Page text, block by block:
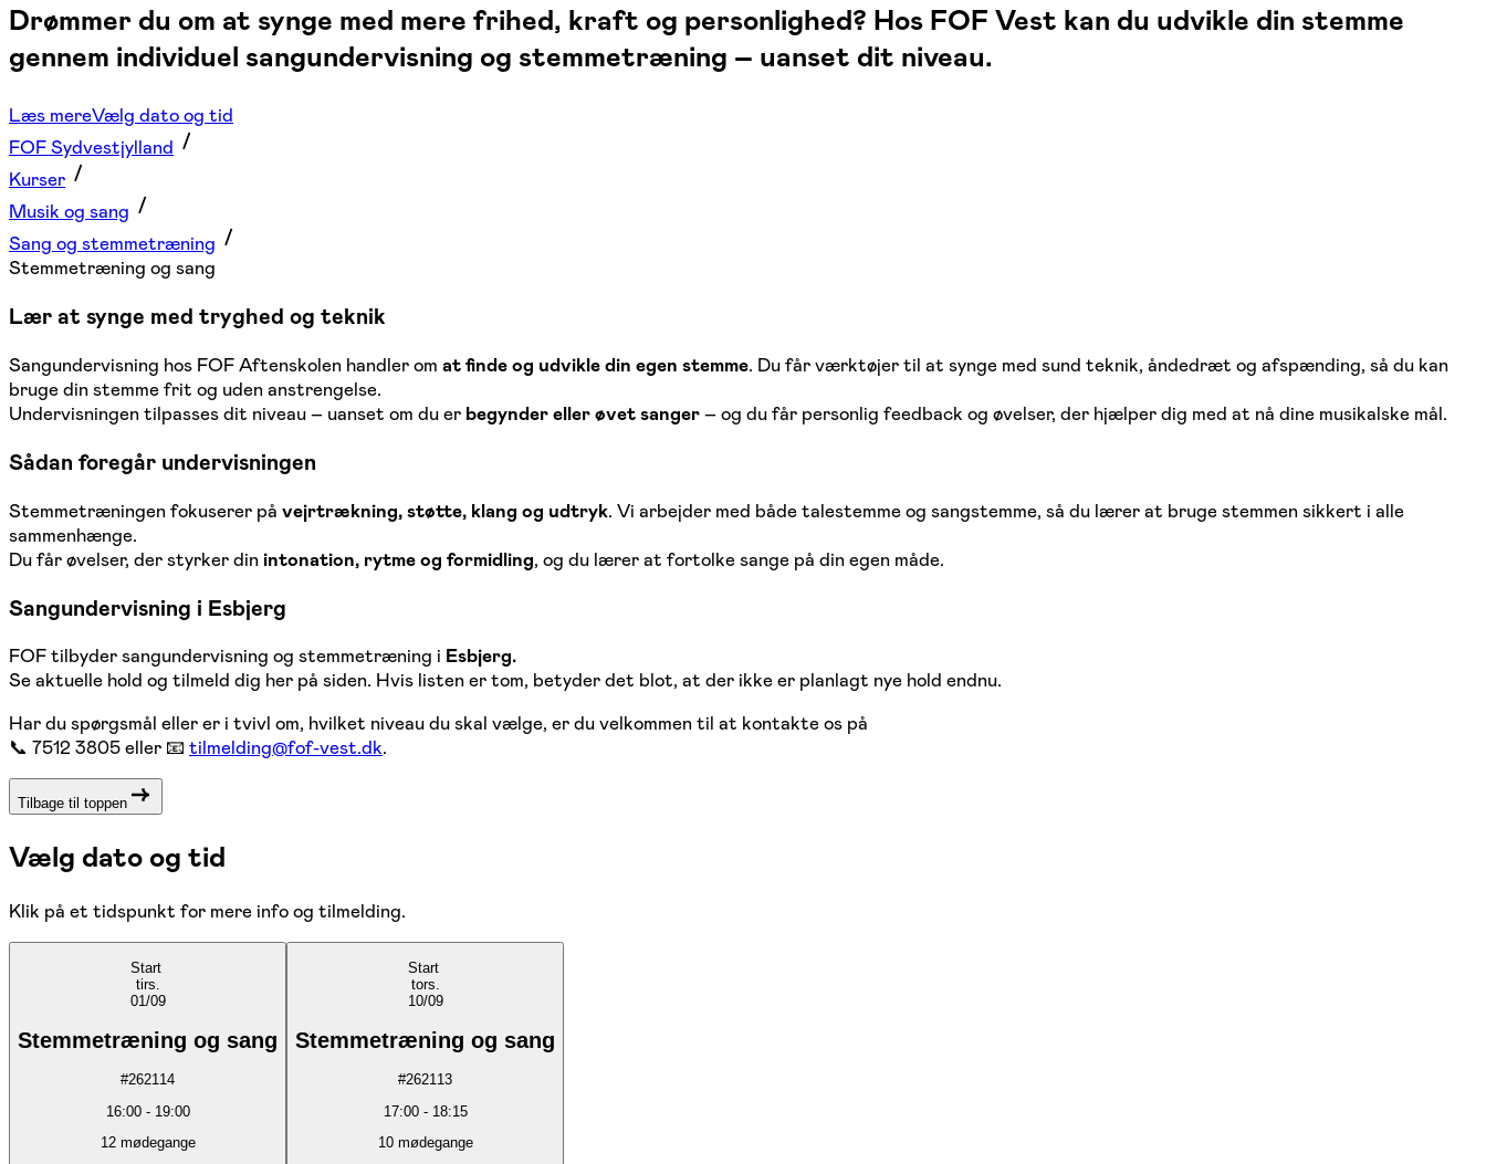
Drømmer du om at synge med mere frihed, kraft og personlighed? Hos FOF Vest kan du udvikle din stemme
gennem individuel sangundervisning og stemmetræning – uanset dit niveau.
Læs mereVælg dato og tid
FOF Sydvestjylland
Kurser
Musik og sang
Sang og stemmetræning
Stemmetræning og sang
Lær at synge med tryghed og teknik
Sangundervisning hos FOF Aftenskolen handler om at finde og udvikle din egen stemme. Du får værktøjer til at synge med sund teknik, åndedræt og afspænding, så du kan
bruge din stemme frit og uden anstrengelse.
Undervisningen tilpasses dit niveau – uanset om du er begynder eller øvet sanger– og du får personlig feedback og øvelser, der hjælper dig med at nå dine musikalske mål.
Sådan foregår undervisningen
Stemmetræningen fokuserer på vejrtrækning, støtte, klang og udtryk. Vi arbejder med både talestemme og sangstemme, så du lærer at bruge stemmen sikkert i alle
sammenhænge.
Du får øvelser, der styrker din intonation, rytme og formidling, og du lærer at fortolke sange på din egen måde.
Sangundervisning i Esbjerg
FOF tilbyder sangundervisning og stemmetræning i Esbjerg.
Se aktuelle hold og tilmeld dig her på siden. Hvis listen er tom, betyder det blot, at der ikke er planlagt nye hold endnu.
Har du spørgsmål eller er i tvivl om, hvilket niveau du skal vælge, er du velkommen til at kontakte os på
📞 7512 3805 eller 📧 tilmelding@fof-vest.dk.
Tilbage til toppen
Vælg dato og tid
Klik på et tidspunkt for mere info og tilmelding.
Start
tirs.
01/09
Stemmetræning og sang
#262114
16:00- 19:00
12 mødegange
Start
tors.
10/09
Stemmetræning og sang
#262113
17:00- 18:15
10 mødegange